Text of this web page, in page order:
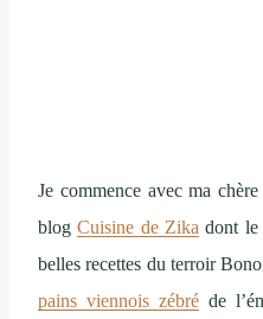
Je commence avec ma
blogCuisine de Zika dont le
belles recettes du terroir
pains viennois zébré de